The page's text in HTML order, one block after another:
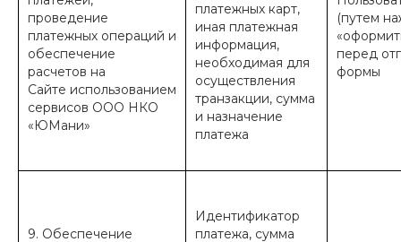
проведение
платежных операций и
обеспечение
расчетов на
Сайте использованием
сервисов ООО НКО
«ЮМани»
платежных карт,
иная платежная
информация,
необходимая для
осуществления
транзакции, сумма
и назначение
платежа
(путем
перед
формы
9. Обеспечение
Идентификатор
платежа, сумма